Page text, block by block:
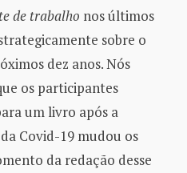
de trabalho nos últimos
sobre o
dez anos. Nós
os participantes
um livro após a
Covid-19 mudou os
da redação desse